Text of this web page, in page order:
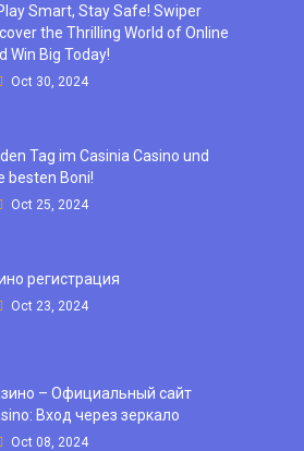
Smart, Stay Safe! Swiper
the Thrilling World of Online
Win Big Today!
Oct 30, 2024
Tag im Casinia Casino und
besten Boni!
Oct 25, 2024
регистрация
Oct 23, 2024
– Официальный сайт
Вход через зеркало
Oct 08, 2024